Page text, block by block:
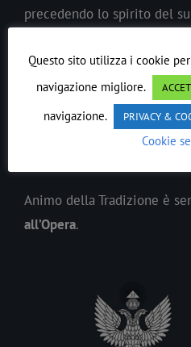
precedendo lo spirito del
Ordine Massonico Misto
Scozzese Antico ed
sorto anticipando le parità
l’internazionalismo
Animo della Tradizione è
all’Opera.
Questo sito utilizza i cookie
navigazione migliore.
navigazione.
PRIVACY &
Cookie